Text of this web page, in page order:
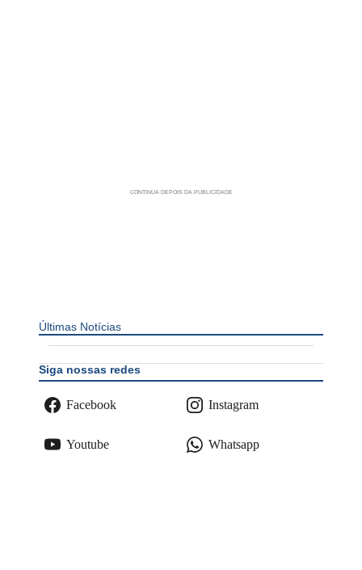
Últimas Notícias
Siga nossas redes
Facebook Instagram
Youtube Whatsapp